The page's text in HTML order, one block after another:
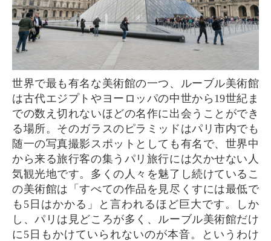
世界で最も有名な美術館の一つ、ルーブル美術館
は古代エジプトやヨーロッパの中世から19世紀ま
での数え切れないほどの名作に出会うことができ
る場所。そのガラスのピラミッドはパリ市内でも
随一の写真撮影スポットとしても有名で、世界中
から来る旅行客の集うパリ旅行には欠かせない人
気観光地です。多くの人々を魅了し続けているこ
の美術館は「すべての作品を見尽くすには最低で
も5日はかかる」と言われるほど巨大です。しか
し、パリは見どころが多く、ルーブル美術館だけ
に5日もかけていられないのが本音。というわけ